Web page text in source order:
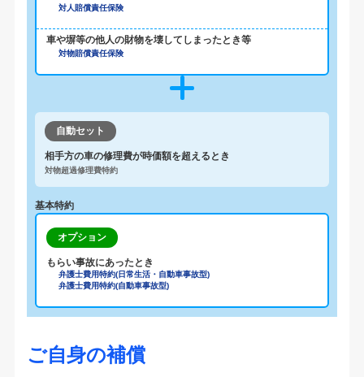
対人賠償責任保険
車や塀等の他人の財物を壊してしまったとき等
対物賠償責任保険
自動セット
相手方の車の修理費が時価額を超えるとき
対物超過修理費特約
基本特約
オプション
もらい事故にあったとき
弁護士費用特約(日常生活・自動車事故型)
弁護士費用特約(自動車事故型)
ご自身の補償